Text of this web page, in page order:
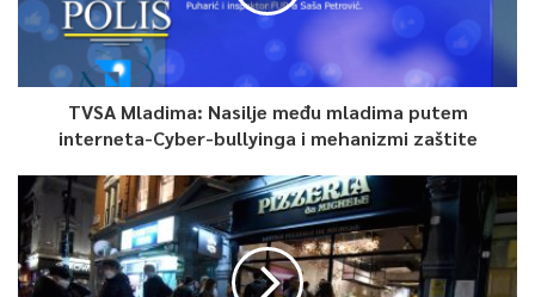
Prve utakmice play offa igrat će se 1. oktobra.
0
Article Rating
TVSA Mladima: Nasilje među mladima putem
interneta-Cyber-bullyinga i mehanizmi zaštite